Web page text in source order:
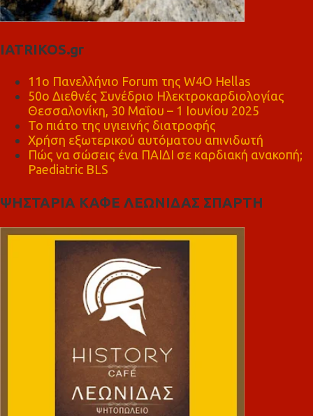
IATRIKOS.gr
11ο Πανελλήνιο Forum της W4O Hellas
50ο Διεθνές Συνέδριο Ηλεκτροκαρδιολογίας
Θεσσαλονίκη, 30 Μαΐου – 1 Ιουνίου 2025
Το πιάτο της υγιεινής διατροφής
Χρήση εξωτερικού αυτόματου απινιδωτή
Πώς να σώσεις ένα ΠΑΙΔΙ σε καρδιακή ανακοπή;
Paediatric BLS
ΨΗΣΤΑΡΙΑ ΚΑΦΕ ΛΕΩΝΙΔΑΣ ΣΠΑΡΤΗ